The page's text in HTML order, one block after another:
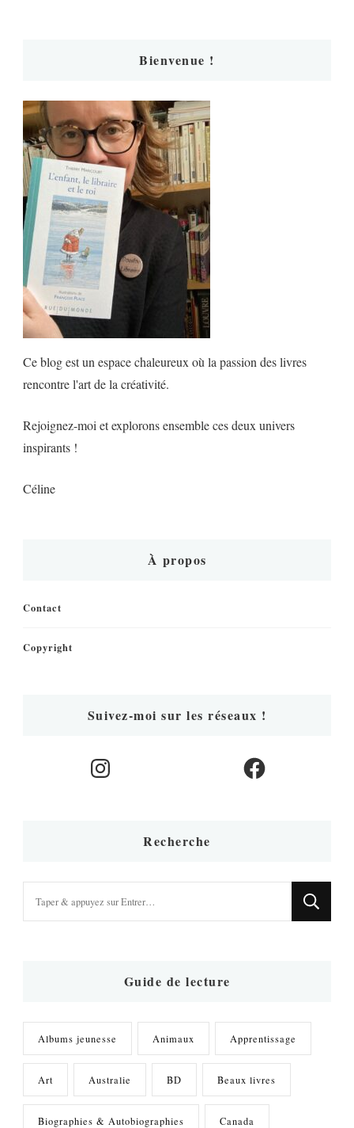
Bienvenue !
Ce blog est un espace chaleureux où la passion des livres
rencontre l'art de la créativité.
Rejoignez-moi et explorons ensemble ces deux univers
inspirants !
Céline
À propos
Contact
Copyright
Suivez-moi sur les réseaux !
Instagram Facebook
Recherche
Guide de lecture
Albums jeunesse Animaux Apprentissage
Art Australie BD Beaux livres
Biographies & Autobiographies Canada